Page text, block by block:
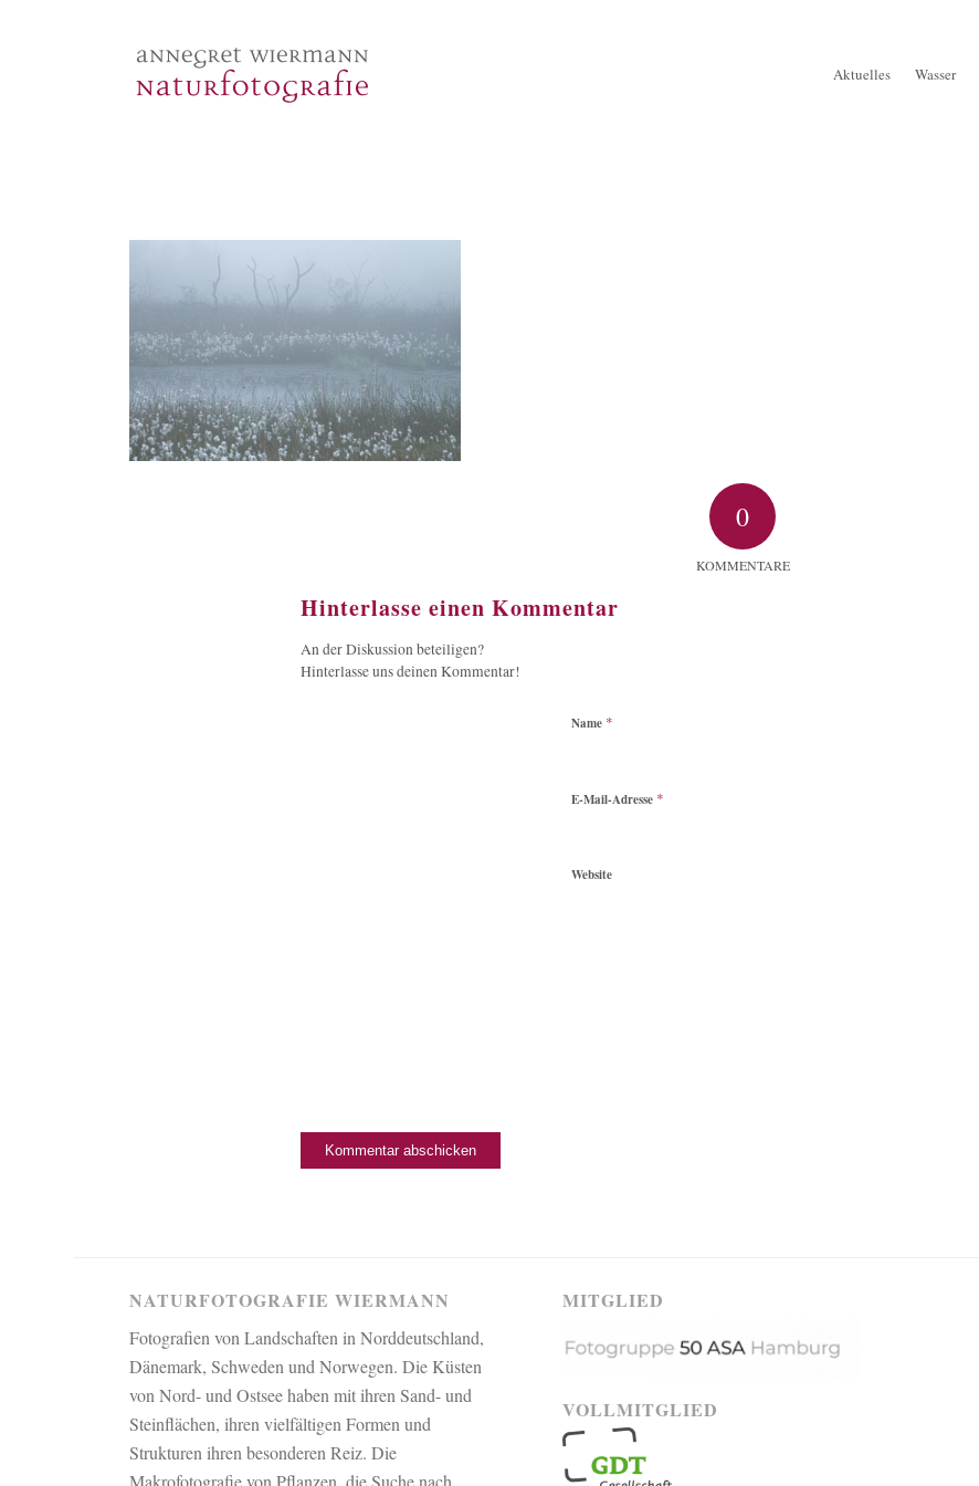
Aktuelles Wasser
0
KOMMENTARE
Hinterlasse einen Kommentar
An der Diskussion beteiligen?
Hinterlasse uns deinen Kommentar!
Name *
E-Mail-Adresse *
Website
NATURFOTOGRAFIE WIERMANN
Fotografien von Landschaften in Norddeutschland,
Dänemark, Schweden und Norwegen. Die Küsten
von Nord- und Ostsee haben mit ihren Sand- und
Steinflächen, ihren vielfältigen Formen und
Strukturen ihren besonderen Reiz. Die
MITGLIED
VOLLMITGLIED